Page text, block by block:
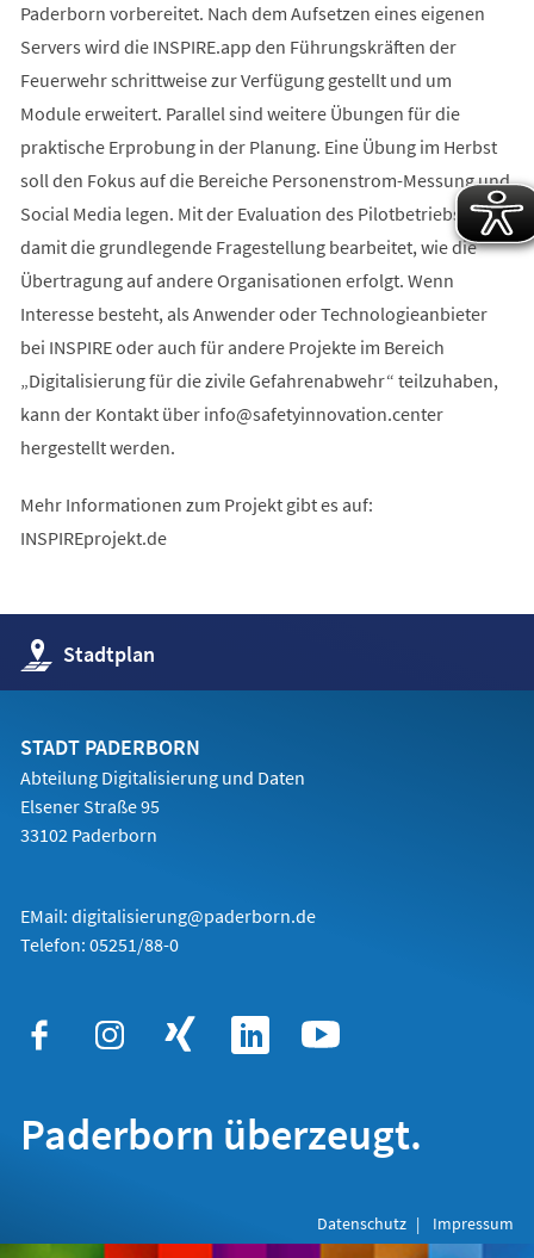
Paderborn vorbereitet. Nach dem Aufsetzen eines eigenen
Servers wird die INSPIRE.app den Führungskräften der
Feuerwehr schrittweise zur Verfügung gestellt und um
Module erweitert. Parallel sind weitere Übungen für die
praktische Erprobung in der Planung. Eine Übung im Herbst
soll den Fokus auf die Bereiche Personenstrom-Messung und
Social Media legen. Mit der Evaluation des Pilotbetriebs wird
damit die grundlegende Fragestellung bearbeitet, wie die
Übertragung auf andere Organisationen erfolgt. Wenn
Interesse besteht, als Anwender oder Technologieanbieter
bei INSPIRE oder auch für andere Projekte im Bereich
„Digitalisierung für die zivile Gefahrenabwehr“ teilzuhaben,
kann der Kontakt über info safetyinnovation center
hergestellt werden.
Mehr Informationen zum Projekt gibt es auf:
INSPIREprojekt.de
Stadtplan
(Öffnet
in
einem
Tab)
STADT PADERBORN
Abteilung Digitalisierung und Daten
Elsener Straße 95
33102 Paderborn
EMail: digitalisierung@paderborn.de
Telefon: 05251/88-0
Paderborn überzeugt.
Datenschutz Impressum